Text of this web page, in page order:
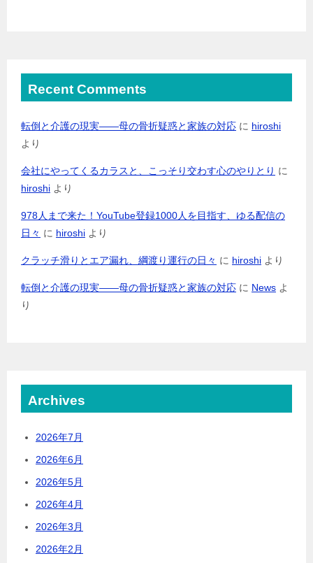
Recent Comments
転倒と介護の現実――母の骨折疑惑と家族の対応 に hiroshi
より
会社にやってくるカラスと、こっそり交わす心のやりとり に
hiroshi より
978人まで来た！YouTube登録1000人を目指す、ゆる配信の
日々 に hiroshi より
クラッチ滑りとエア漏れ、綱渡り運行の日々 に hiroshi より
転倒と介護の現実――母の骨折疑惑と家族の対応 に News よ
り
Archives
2026年7月
2026年6月
2026年5月
2026年4月
2026年3月
2026年2月